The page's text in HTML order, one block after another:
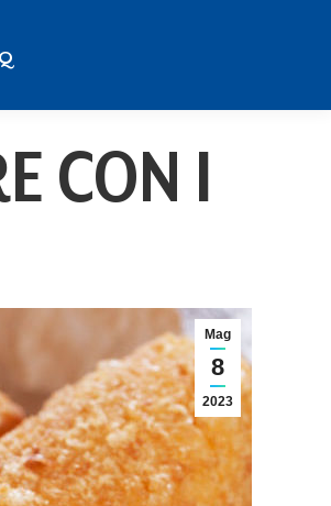
CON I
Mag
8
2023